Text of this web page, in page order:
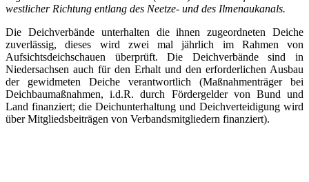
westlicher Richtung entlang des Neetze- und des Ilmenaukanals.
Die Deichverbände unterhalten die ihnen zugeordneten Deiche
zuverlässig, dieses wird zwei mal jährlich im Rahmen von
Aufsichtsdeichschauen überprüft. Die Deichverbände sind in
Niedersachsen auch für den Erhalt und den erforderlichen Ausbau
der gewidmeten Deiche verantwortlich (Maßnahmenträger bei
Deichbaumaßnahmen, i.d.R. durch Fördergelder von Bund und
Land finanziert; die Deichunterhaltung und Deichverteidigung wird
über Mitgliedsbeiträgen von Verbandsmitgliedern finanziert).